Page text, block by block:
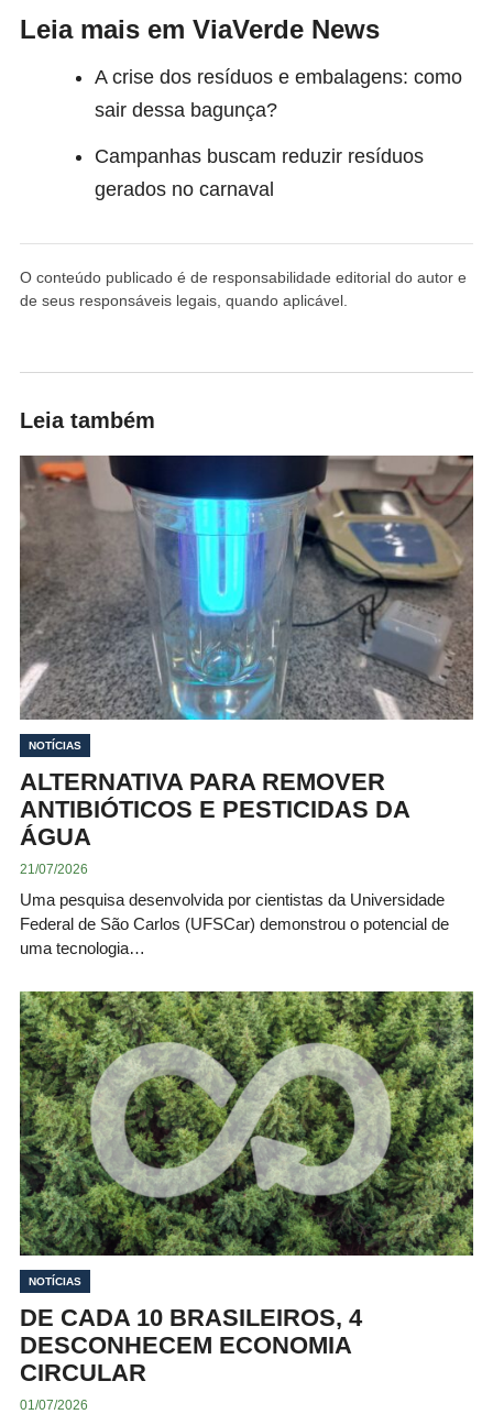
Leia mais em ViaVerde News
A crise dos resíduos e embalagens: como
sair dessa bagunça?
Campanhas buscam reduzir resíduos
gerados no carnaval
O conteúdo publicado é de responsabilidade editorial do autor e
de seus responsáveis legais, quando aplicável.
Leia também
NOTÍCIAS
ALTERNATIVA PARA REMOVER
ANTIBIÓTICOS E PESTICIDAS DA
ÁGUA
21/07/2026
Uma pesquisa desenvolvida por cientistas da Universidade
Federal de São Carlos (UFSCar) demonstrou o potencial de
uma tecnologia…
NOTÍCIAS
DE CADA 10 BRASILEIROS, 4
DESCONHECEM ECONOMIA
CIRCULAR
01/07/2026